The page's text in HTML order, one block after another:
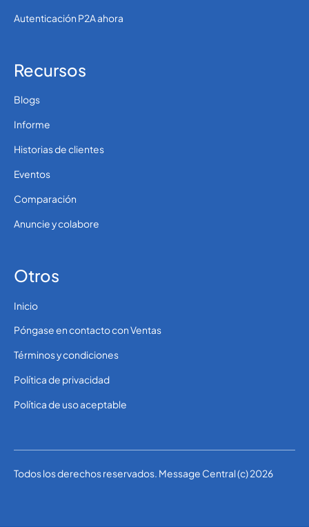
Autenticación P2A ahora
Recursos
Blogs
Informe
Historias de clientes
Eventos
Comparación
Anuncie y colabore
Otros
Inicio
Póngase en contacto con Ventas
Términos y condiciones
Política de privacidad
Política de uso aceptable
Todos los derechos reservados. Message Central (c) 2026